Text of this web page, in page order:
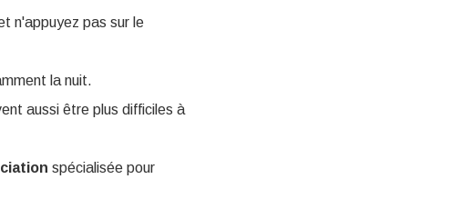
n'appuyez pas sur le
la nuit.
aussi être plus difficiles à
spécialisée pour